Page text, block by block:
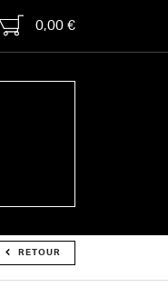
0,00 €
RETOUR